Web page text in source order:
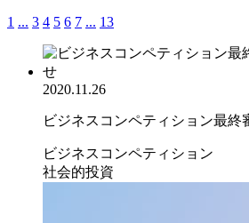
1 ... 3 4 5 6 7 ... 13
2020.11.26
ビジネスコンペティション最終
ビジネスコンペティション
社会的投資